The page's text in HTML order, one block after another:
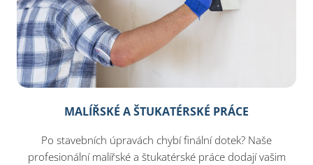
MALÍŘSKÉ A ŠTUKATÉRSKÉ PRÁCE
Po stavebních úpravách chybí finální dotek? Naše
profesionální malířské a štukatérské práce dodají vašim